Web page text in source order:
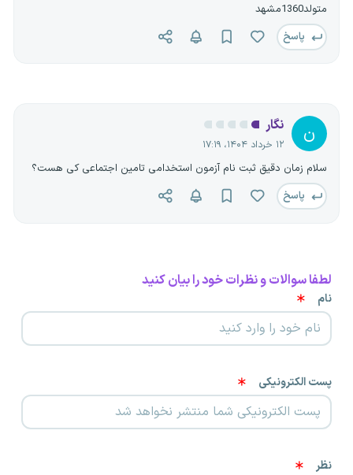
متولد1360مشهد
پاسخ
ن نگار
۱۲ خرداد ۱۴۰۴، ۱۷:۱۹
سلام زمان دقیق ثبت نام آزمون استخدامی تامین اجتماعی کی هست؟
پاسخ
لطفا سوالات و نظرات خود را بیان کنید
نام
پست الکترونیکی
نظر